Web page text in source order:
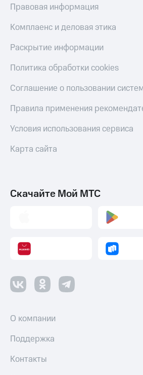
Правовая информация
Комплаенс и деловая этика
Раскрытие информации
Политика обработки cookies
Соглашение о пользовании
Правила применения
Условия использования сервиса
Карта сайта
Скачайте Мой МТС
О компании
Поддержка
Контакты